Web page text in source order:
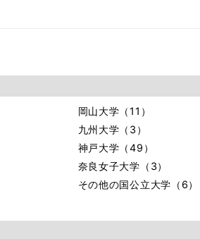
岡山大学（11）
九州大学（3）
神戸大学（49）
奈良女子大学（3）
その他の国公立大学（6）